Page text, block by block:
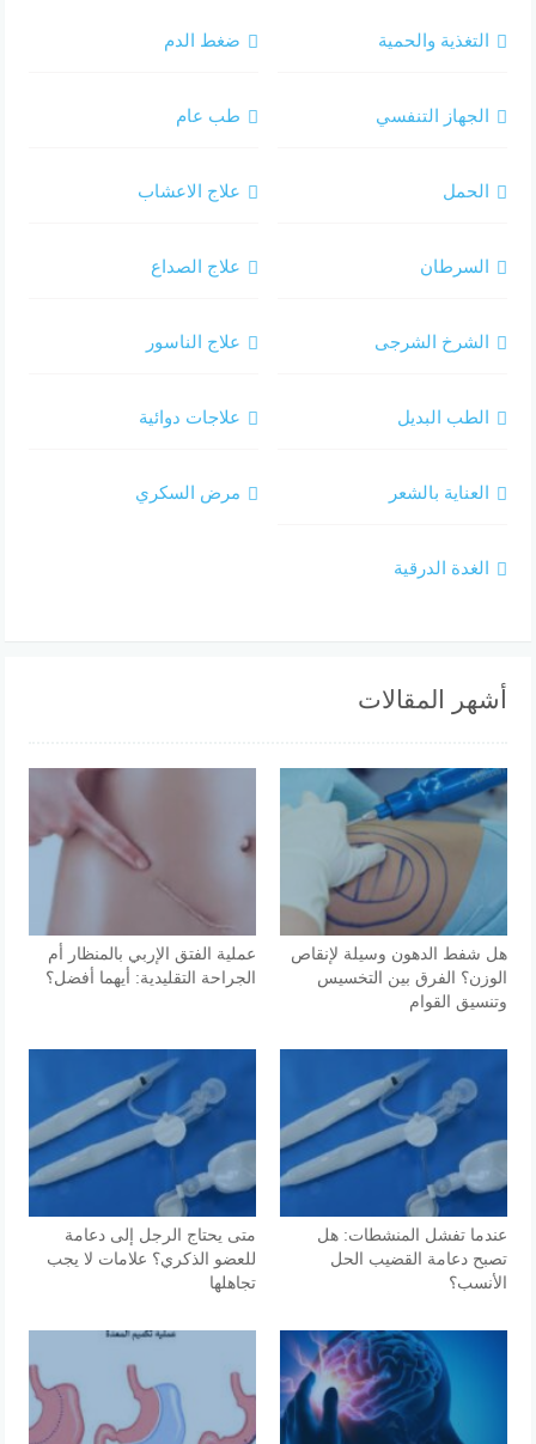
التغذية والحمية
الجهاز التنفسي
الحمل
السرطان
الشرخ الشرجى
الطب البديل
العناية بالشعر
الغدة الدرقية
ضغط الدم
طب عام
علاج الاعشاب
علاج الصداع
علاج الناسور
علاجات دوائية
مرض السكري
أشهر المقالات
هل شفط الدهون وسيلة لإنقاص
الوزن؟ الفرق بين التخسيس
وتنسيق القوام
عملية الفتق الإربي بالمنظار أم
الجراحة التقليدية: أيهما أفضل؟
عندما تفشل المنشطات: هل
تصبح دعامة القضيب الحل
الأنسب؟
متى يحتاج الرجل إلى دعامة
للعضو الذكري؟ علامات لا يجب
تجاهلها